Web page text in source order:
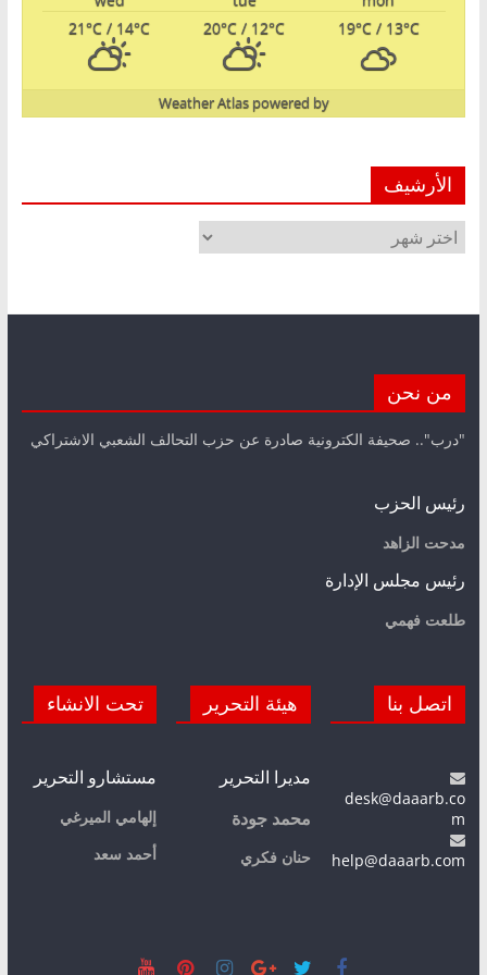
19°C/ 13°C
20°C / 12°C
21°C / 14°C
powered by
Weather Atlas
الأرشيف
الأرشيف
من نحن
"درب".. صحيفة الكترونية صادرة عن حزب التحالف الشعبي الاشتراكي
رئيس الحزب
مدحت الزاهد
رئيس مجلس الإدارة
طلعت فهمي
اتصل بنا
desk@daaarb.co
m
help@daaarb.com
هيئة التحرير
مديرا التحرير
محمد جودة
حنان فكري
تحت الانشاء
مستشارو التحرير
إلهامي الميرغي
أحمد سعد